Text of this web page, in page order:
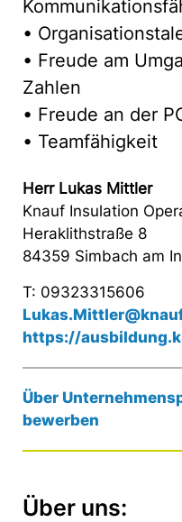
•
• Freude am
Zahlen
• Freude an der
• Teamfähigkeit
Herr Lukas Mittler
Knauf Insulation
Heraklithstraße 8
84359 Simbach am
T: 09323315606
https://
Über
bewerben
Über uns: